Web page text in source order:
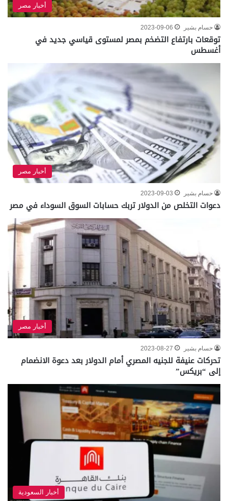
أخبار مصر
حسام بشير 2023-09-06
توقعات بارتفاع التضخم بمصر لمستوى قياسي جديد في
أغسطس
أخبار مصر
حسام بشير 2023-09-03
دعوات التخلص من الدولار تربك حسابات السوق السوداء في مصر
أخبار مصر
حسام بشير 2023-08-27
تحركات عنيفة للجنيه المصري أمام الدولار بعد دعوة الانضمام
إلى “بريكس”
أخبار السعودية